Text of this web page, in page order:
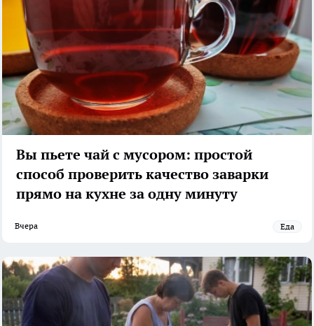
Вы пьете чай с мусором: простой
способ проверить качество заварки
прямо на кухне за одну минуту
Вчера Еда